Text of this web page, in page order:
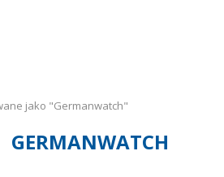
jako "Germanwatch"
GERMANWATCH